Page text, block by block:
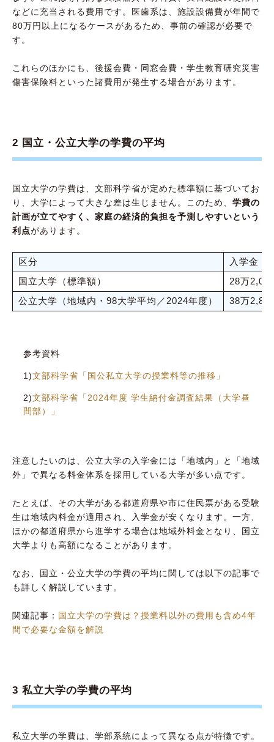
などに充当される費用です。医歯系は、施設設備費が年間で
80万円以上になるケースがあるため、事前の確認が必要で
す。
これらのほかにも、後援会費・同窓会費・学生教育研究災害
傷害保険料といった諸費用が発生する場合があります。
2 国立・公立大学の学費の平均
国立大学の学費は、文部科学省が定めた標準額に基づいてお
り、大学によって大きな差は生じません。このため、 学費の
計画が立てやすく、家庭の経済的負担を予測しやすいという
利点があります。
区分
入学金（
国立大学（標準額）
28万
公立大学（地域内・98大学平均／2024年度）
38万
参考資料
1)文部科学省「国公私立大学の授業料等の推移」
2)文部科学省「2024年度 学生納付金調査結果（大学昼
間部）」
注意したいのは、公立大学の入学金には「地域内」と「地域
外」で異なる料金体系を採用している大学が多い点です。
たとえば、その大学がある都道府県や市に住民票がある受験
生は地域内料金が適用され、入学金が安くなります。一方、
ほかの都道府県から進学する場合は地域外料金となり、国立
大学よりも高額になることがあります。
なお、国立・公立大学の学費の平均に関しては以下の記事で
も詳しく解説しています。
関連記事： 国立大学の学費は？授業料以外の費用も含め4年
間で必要な金額を解説
3 私立大学の学費の平均
私立大学の学費は、学部系統によって異なる点が特徴です。